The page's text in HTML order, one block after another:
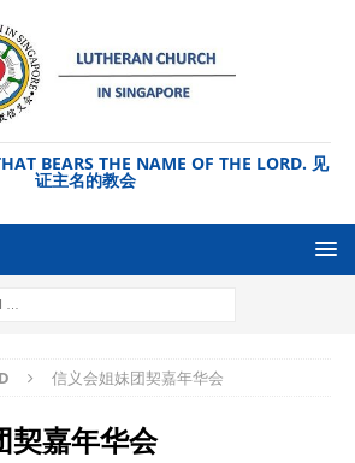
BEARS THE NAME OF THE LORD. 见
证主名的教会
信义会姐妹团契嘉年华会
契嘉年华会